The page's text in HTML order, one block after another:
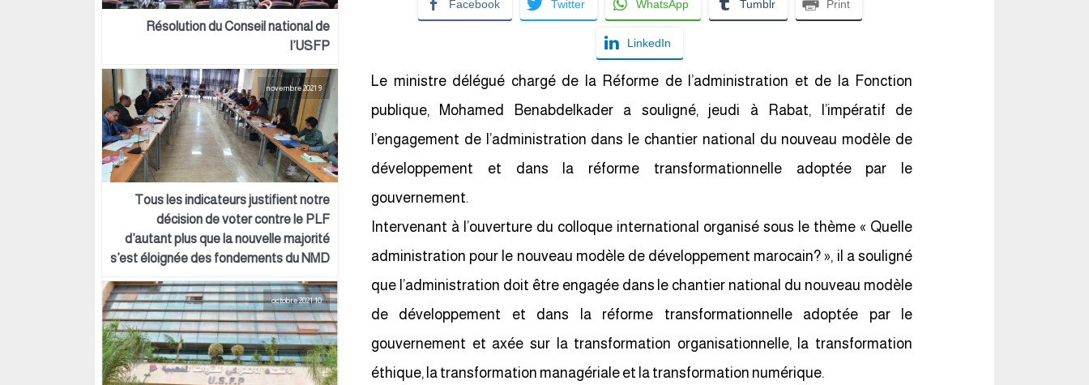
Facebook Twitter WhatsApp Tumblr Print
LinkedIn
Le ministre délégué chargé de la Réforme de l’administration et de la Fonction
publique, Mohamed Benabdelkader a souligné, jeudi à Rabat, l’impératif de
l’engagement de l’administration dans le chantier national du nouveau modèle de
développement et dans la réforme transformationnelle adoptée par le
gouvernement.
Intervenant à l’ouverture du colloque international organisé sous le thème « Quelle
administration pour le nouveau modèle de développement marocain? », il a souligné
que l’administration doit être engagée dans le chantier national du nouveau modèle
de développement et dans la réforme transformationnelle adoptée par le
gouvernement et axée sur la transformation organisationnelle, la transformation
éthique, la transformation managériale et la transformation numérique.
Résolution du Conseil national de
l’USFP
9 novembre 2021
Tous les indicateurs justifient notre
décision de voter contre le PLF
d’autant plus que la nouvelle majorité
s’est éloignée des fondements du NMD
10 octobre 2021